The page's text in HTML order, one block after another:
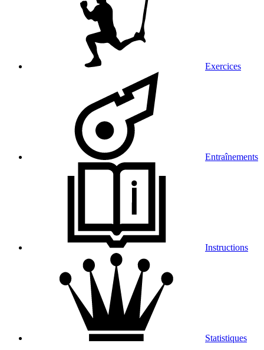
Exercices
Entraînements
Instructions
Statistiques